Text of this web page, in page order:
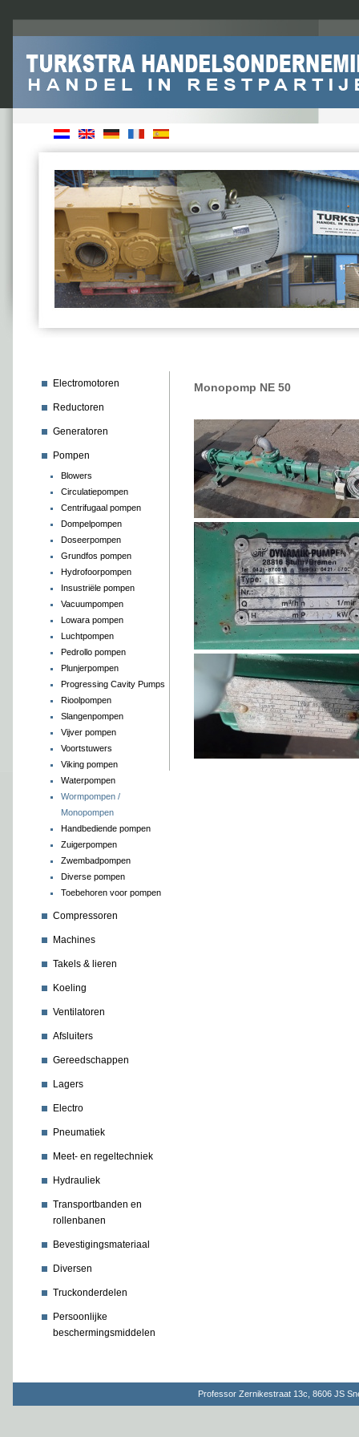
Electromotoren
Reductoren
Generatoren
Pompen
Blowers
Circulatiepompen
Centrifugaal pompen
Dompelpompen
Doseerpompen
Grundfos pompen
Hydrofoorpompen
Insustriële pompen
Vacuumpompen
Lowara pompen
Luchtpompen
Pedrollo pompen
Plunjerpompen
Progressing Cavity Pumps
Rioolpompen
Slangenpompen
Vijver pompen
Voortstuwers
Viking pompen
Waterpompen
Wormpompen /
Monopompen
Handbediende pompen
Zuigerpompen
Zwembadpompen
Diverse pompen
Toebehoren voor pompen
Compressoren
Machines
Takels & lieren
Koeling
Ventilatoren
Afsluiters
Gereedschappen
Lagers
Electro
Pneumatiek
Meet- en regeltechniek
Hydrauliek
Transportbanden en
rollenbanen
Bevestigingsmateriaal
Diversen
Truckonderdelen
Persoonlijke
beschermingsmiddelen
Monopomp NE 50
Professor Zernikestraat 13c, 8606 JS